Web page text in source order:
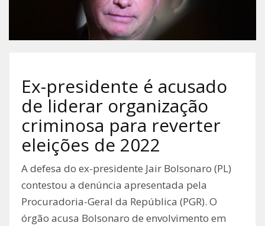
Ex-presidente é acusado
de liderar organização
criminosa para reverter
eleições de 2022
A defesa do ex-presidente Jair Bolsonaro (PL)
contestou a denúncia apresentada pela
Procuradoria-Geral da República (PGR). O
órgão acusa Bolsonaro de envolvimento em